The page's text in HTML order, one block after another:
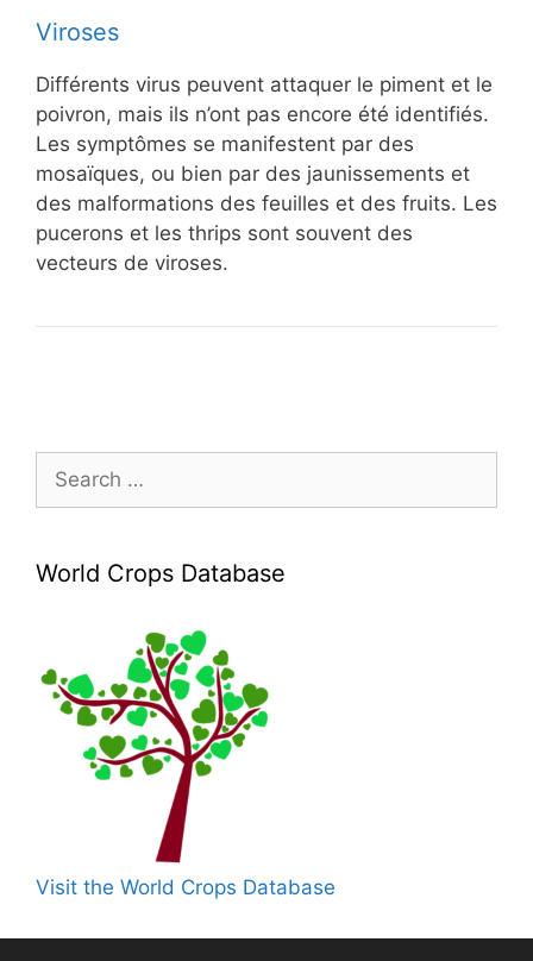
Viroses
Différents virus peuvent attaquer le piment et le
poivron, mais ils n’ont pas encore été identifiés.
Les symptômes se manifestent par des
mosaïques, ou bien par des jaunissements et
des malformations des feuilles et des fruits. Les
pucerons et les thrips sont souvent des
vecteurs de viroses.
Search
for:
World Crops Database
Visit the World Crops Database